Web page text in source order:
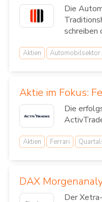
Die
schreiben
Aktien Automobilsektor
Aktie im Fokus:
Die
Aktien Ferrari
DAX
Der